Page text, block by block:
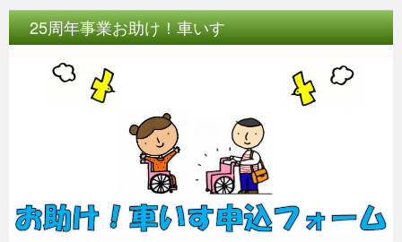
25周年事業お助け！車いす